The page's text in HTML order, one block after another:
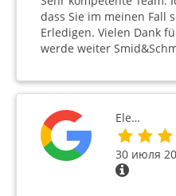
dass Sie im meinen Fall
Erledigen. Vielen Dank
werde weiter
Ele…
30 июля